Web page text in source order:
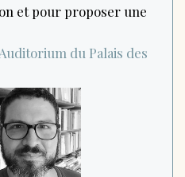
et pour proposer une
Auditorium du Palais des